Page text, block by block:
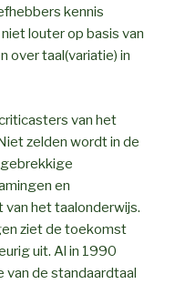
kennis
louter op basis van
over taal(variatie) in
van het
zelden wordt in de
en
het taalonderwijs.
ziet de toekomst
uit. Al in 1990
de standaardtaal